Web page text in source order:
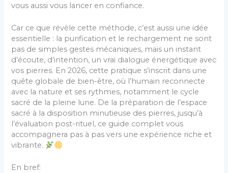
vous aussi vous lancer en confiance.
Car ce que révèle cette méthode, c’est aussi une idée
essentielle : la purification et le rechargement ne sont
pas de simples gestes mécaniques, mais un instant
d’écoute, d’intention, un vrai dialogue énergétique avec
vos pierres. En 2026, cette pratique s’inscrit dans une
quête globale de bien-être, où l’humain reconnecte
avec la nature et ses rythmes, notamment le cycle
sacré de la pleine lune. De la préparation de l’espace
sacré à la disposition minutieuse des pierres, jusqu’à
l’évaluation post-rituel, ce guide complet vous
accompagnera pas à pas vers une expérience riche et
vibrante.
En bref: